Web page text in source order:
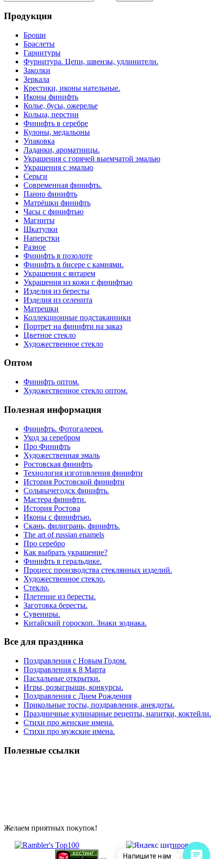
Продукция
Броши
Браслеты
Гарнитуры
Фурнитура. Цепи, швензы, удлинители.
Заколки
Зеркала
Крестики, иконы нательные.
Иконы финифть
Колье, бусы, ожерелье
Кольца, перстни
Финифть в серебре
Кулоны, медальоны
Упаковка
Ладанки, ароматницы.
Украшения с горячей выемчатой эмалью
Украшения с эмалью
Серьги
Современная финифть.
Панно финифть
Матрёшки финифть
Часы с финифтью
Магниты
Шкатулки
Наперстки
Разное
Финифть в позолоте
Финифть в бисере с камнями.
Украшения с янтарем
Украшения из кожи с финифтью
Изделия из бересты
Изделия из селенита
Матрешки
Коллекционные подстаканники
Портрет на финифти на заказ
Цветное стекло
Художественное стекло
Оптом
Финифть оптом.
Художественное стекло оптом.
Полезная информация
Финифть. Фотогалерея.
Уход за серебром
Про Финифть
Художественная эмаль
Ростовская финифть
Технология изготовления финифти
История Ростовской финифти
Сольвычегодск финифть.
Мастера финифти.
История Ростова
Иконы с финифтью.
Скань, филигрань, финифть.
The art of russian enamels
Про серебро
Как выбрать украшение?
Финифть в геральдике.
Процесс производства стеклянных изделий.
Художественное стекло.
Стекло.
Плетение из бересты.
Заготовка бересты.
Сувениры.
Китайский гороскоп. Знаки зодиака.
Все для праздника
Поздравления с Новым Годом.
Поздравления к 8 Марта
Пасхальные открытки.
Игры, розыгрыши, конкурсы.
Поздравления с Днем Рождения
Прикольные тосты, поздравления, анекдоты.
Праздничные кулинарные рецепты, напитки, коктейли.
Стихи про женские имена.
Стихи про мужские имена.
Полезные ссылки
Желаем приятных покупок!
Напишите нам